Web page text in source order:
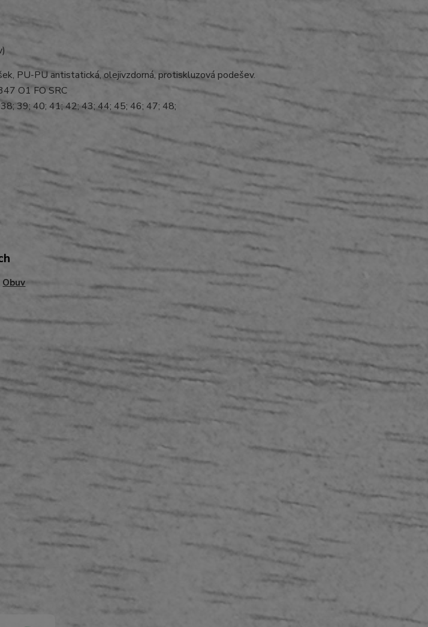
PU-PU antistatická, olejivzdorná, protiskluzová podešev.
O1 FO SRC
39; 40; 41; 42; 43; 44; 45; 46; 47; 48;
Obuv